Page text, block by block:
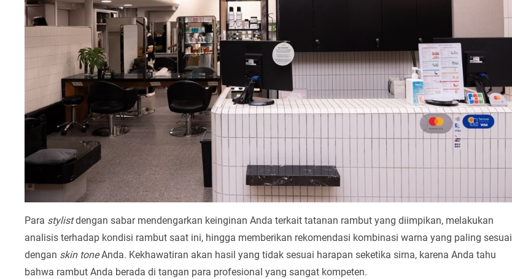
Para stylistdengan sabar mendengarkan keinginan Anda terkait tatanan rambut yang diimpikan, melakukan
analisis terhadap kondisi rambut saat ini, hingga memberikan rekomendasi kombinasi warna yang paling sesuai
dengan skin toneAnda. Kekhawatiran akan hasil yang tidak sesuai harapan seketika sirna, karena Anda tahu
bahwa rambut Anda berada di tangan para profesional yang sangat kompeten.